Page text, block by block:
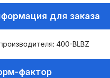
для заказа
400-BLBZ
фактор